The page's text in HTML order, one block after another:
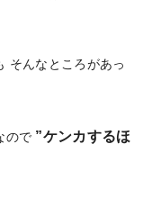
そんなところがあっ
ので ”ケンカするほ